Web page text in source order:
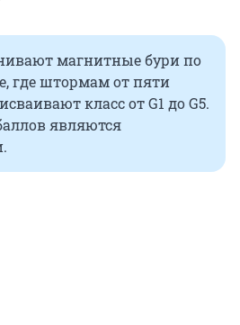
магнитные бури по
где штормам от пяти
класс от G1 до G5.
являются